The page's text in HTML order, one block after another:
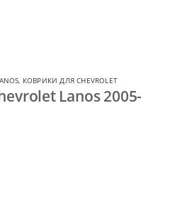
, КОВРИКИ ДЛЯ CHEVROLET
Lanos 2005-